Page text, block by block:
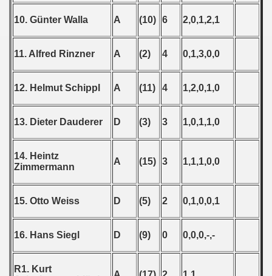
10. Günter Walla A (10) 6 2,0,1,2,1
11. Alfred Rinzner A (2) 4 0,1,3,0,0
12. Helmut Schippl A (11) 4 1,2,0,1,0
13. Dieter Dauderer D (3) 3 1,0,1,1,0
14. Heintz
Zimmermann
A (15) 3 1,1,1,0,0
15. Otto Weiss D (5) 2 0,1,0,0,1
16. Hans Siegl D (9) 0 0,0,0,-,-
R1. Kurt